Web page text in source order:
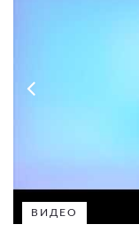
ВИДЕО